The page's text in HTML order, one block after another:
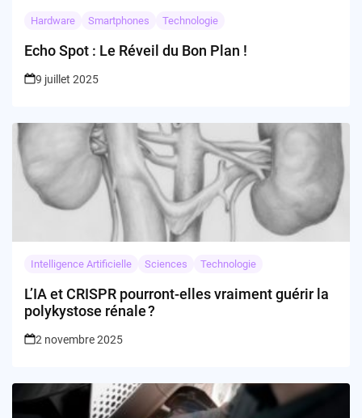
Hardware Smartphones Technologie
Echo Spot : Le Réveil du Bon Plan !
9 juillet 2025
Intelligence Artificielle Sciences Technologie
L’IA et CRISPR pourront-elles vraiment guérir la
polykystose rénale ?
2 novembre 2025